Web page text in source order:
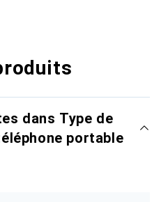
dans Type de
portable